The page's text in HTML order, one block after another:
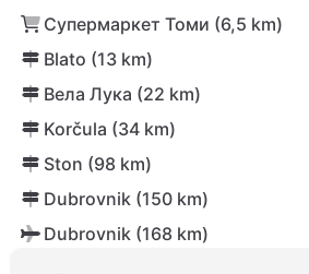
Супермаркет Томи (6,5 km)
Blato (13 km)
Вела Лука (22 km)
Korčula (34 km)
Ston (98 km)
Dubrovnik (150 km)
Dubrovnik (168 km)